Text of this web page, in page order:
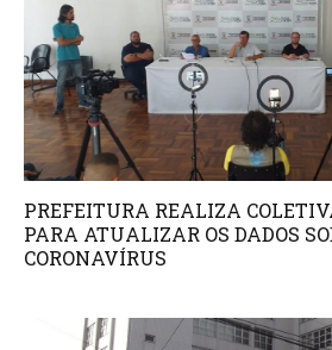
PREFEITURA REALIZA
PARA ATUALIZAR OS DADOS
CORONAVÍRUS